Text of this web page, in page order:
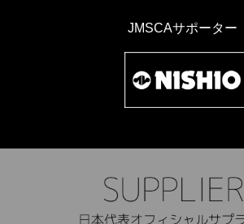
JMSCAサポーター